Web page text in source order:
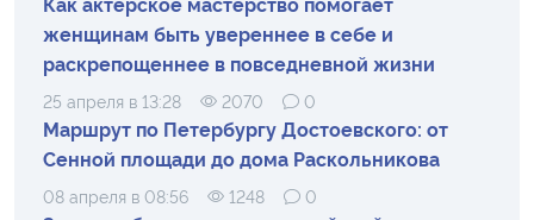
женщинам быть увереннее в себе и
раскрепощеннее в повседневной жизни
25 апреля в 13:28 2070 0
Маршрут по Петербургу Достоевского: от
Сенной площади до дома Раскольникова
08 апреля в 08:56 1248 0